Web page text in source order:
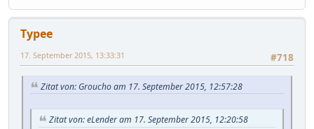
Typee
#718
17. September 2015, 13:33:31
Zitat von: Groucho am 17. September 2015, 12:57:28
Zitat von: eLender am 17. September 2015, 12:20:58